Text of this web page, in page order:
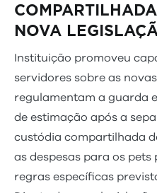
NOVA
Instituição promoveu
servidores sobre as
regulamentam a guarda
de estimação após a
custódia compartilhada
as despesas para os
regras específicas